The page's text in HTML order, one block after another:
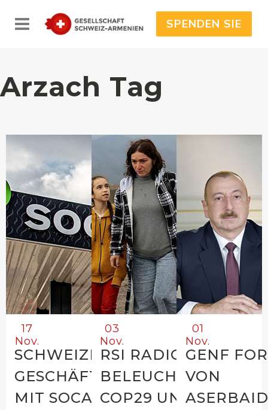
SPENDEN SIE
Arzach Tag
17
Nov.
SCHWEIZER
GESCHÄFTE
MIT SOCAR
03
Nov.
RSI RADIO
BELEUCHTET
COP29 UND
01
Nov.
GENF
VON